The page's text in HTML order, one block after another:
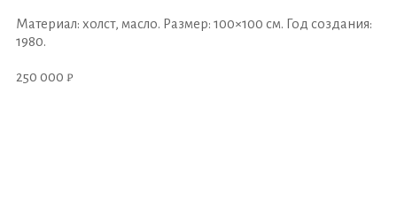
Материал: холст, масло. Размер: 100×100 см. Год создания:
1980.
250 000 ₽